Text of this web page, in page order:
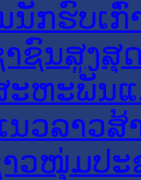
ກຮົບເກົ່
ຊົນສູງສຸ
ະຫະພັນ
ນວລາວສ້
ວໜຸ່ມປະ